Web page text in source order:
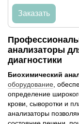
Заказать
анализаторы
диагностики
Биохимический
оборудование ,
определение
крови, сыворотки и
анализаторы